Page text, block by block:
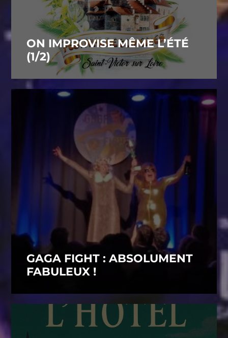
ON IMPROVISE MÊME L’ÉTÉ
(1/2)
GAGA FIGHT : ABSOLUMENT
FABULEUX !